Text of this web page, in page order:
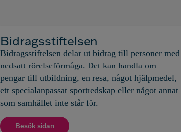
Bidragsstiftelsen
Bidragsstiftelsen delar ut bidrag till personer med
nedsatt rörelseförmåga. Det kan handla om
pengar till utbildning, en resa, något hjälpmedel,
ett specialanpassat sportredskap eller något annat
som samhället inte står för.
Besök sidan